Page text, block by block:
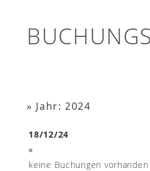
» Jahr: 2024
18/12/24
«
keine Buchungen vorhanden